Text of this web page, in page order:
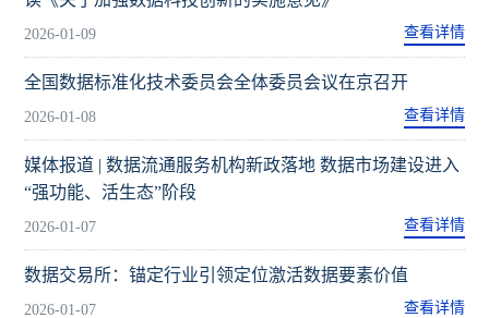
2026-01-09 查看详情
全国数据标准化技术委员会全体委员会议在京召开
2026-01-08 查看详情
媒体报道 | 数据流通服务机构新政落地 数据市场建设进入
“强功能、活生态”阶段
2026-01-07 查看详情
数据交易所：锚定行业引领定位激活数据要素价值
2026-01-07 查看详情